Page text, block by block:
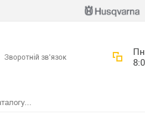
Зворотній зв’язок